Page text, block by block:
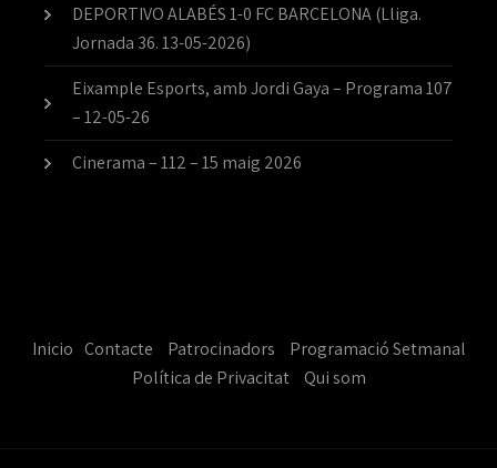
DEPORTIVO ALABÉS 1-0 FC BARCELONA (Lliga.
Jornada 36. 13-05-2026)
Eixample Esports, amb Jordi Gaya – Programa 107
– 12-05-26
Cinerama – 112 – 15 maig 2026
Inicio Contacte Patrocinadors
Programació Setmanal
Política de Privacitat
Qui som